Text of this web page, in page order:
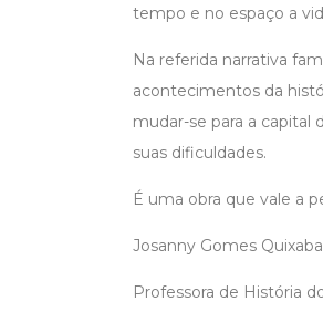
tempo e no espaço a
Na referida narrativa
acontecimentos da
mudar-se para a capital
suas dificuldades.
É uma obra que vale a
Josanny Gomes Quixaba
Professora de História